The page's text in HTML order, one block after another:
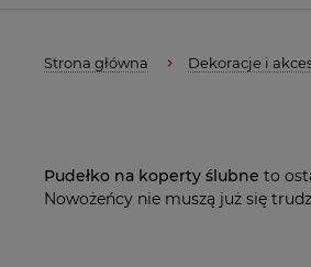
Strona główna Dekoracje i
Pudełko na koperty ślubne to
Nowożeńcy nie muszą już się